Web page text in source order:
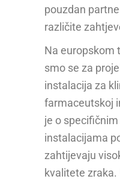
pouzdan
različite
Na europskom
smo se za
instalacija za
farmaceutskoj
je o specifičnim
instalacijama
zahtijevaju
kvalitete